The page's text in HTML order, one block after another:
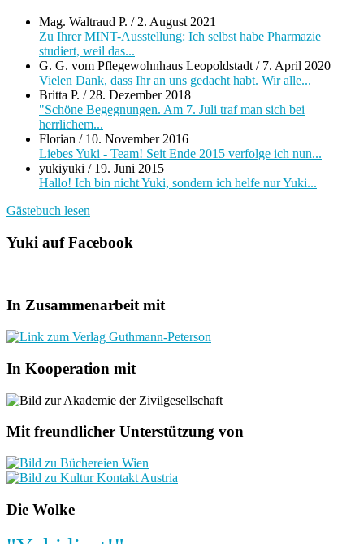
Mag. Waltraud P. / 2. August 2021
Zu Ihrer MINT-Ausstellung: Ich selbst habe Pharmazie
studiert, weil das...
G. G. vom Pflegewohnhaus Leopoldstadt / 7. April 2020
Vielen Dank, dass Ihr an uns gedacht habt. Wir alle...
Britta P. / 28. Dezember 2018
"Schöne Begegnungen. Am 7. Juli traf man sich bei
herrlichem...
Florian / 10. November 2016
Liebes Yuki - Team! Seit Ende 2015 verfolge ich nun...
yukiyuki / 19. Juni 2015
Hallo! Ich bin nicht Yuki, sondern ich helfe nur Yuki...
Gästebuch lesen
Yuki auf Facebook
In Zusammenarbeit mit
In Kooperation mit
Mit freundlicher Unterstützung von
Die Wolke